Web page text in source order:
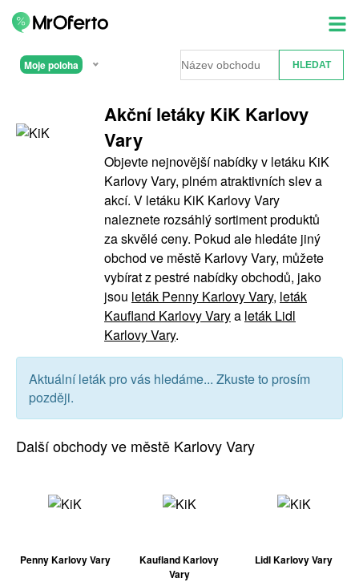
Moje poloha
Akční letáky KiK Karlovy
Vary
Objevte nejnovější nabídky v letáku KiK
Karlovy Vary, plném atraktivních slev a
akcí. V letáku KiK Karlovy Vary
naleznete rozsáhlý sortiment produktů
za skvělé ceny. Pokud ale hledáte jiný
obchod ve městě Karlovy Vary, můžete
vybírat z pestré nabídky obchodů, jako
jsou leták Penny Karlovy Vary, leták
Kaufland Karlovy Varya leták Lidl
Karlovy Vary.
Aktuální leták pro vás hledáme... Zkuste to prosím
později.
Další obchody ve městě Karlovy Vary
Penny Karlovy Vary
Kaufland Karlovy
Vary
Lidl Karlovy Vary